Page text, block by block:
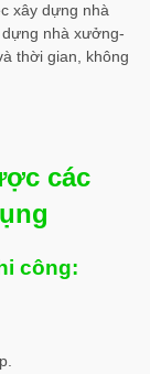
xây dựng nhà
nhà xưởng-
thời gian, không
các
công: